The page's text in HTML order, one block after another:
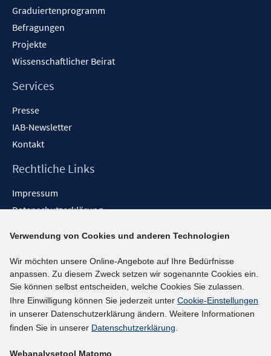
Graduiertenprogramm
Befragungen
Projekte
Wissenschaftlicher Beirat
Services
Presse
IAB-Newsletter
Kontakt
Rechtliche Links
Impressum
Datenschutzerklärung
Barrieren melden
Social-Media-Kanäle
BlueSky
YouTube
LinkedIn
Verwendung von Cookies und anderen Technologien
Wir möchten unsere Online-Angebote auf Ihre Bedürfnisse
anpassen. Zu diesem Zweck setzen wir sogenannte Cookies ein.
Sie können selbst entscheiden, welche Cookies Sie zulassen.
Ihre Einwilligung können Sie jederzeit unter Cookie-Einstellungen
in unserer Datenschutzerklärung ändern. Weitere Informationen
finden Sie in unserer Datenschutzerklärung.
Webanalysetool Matomo